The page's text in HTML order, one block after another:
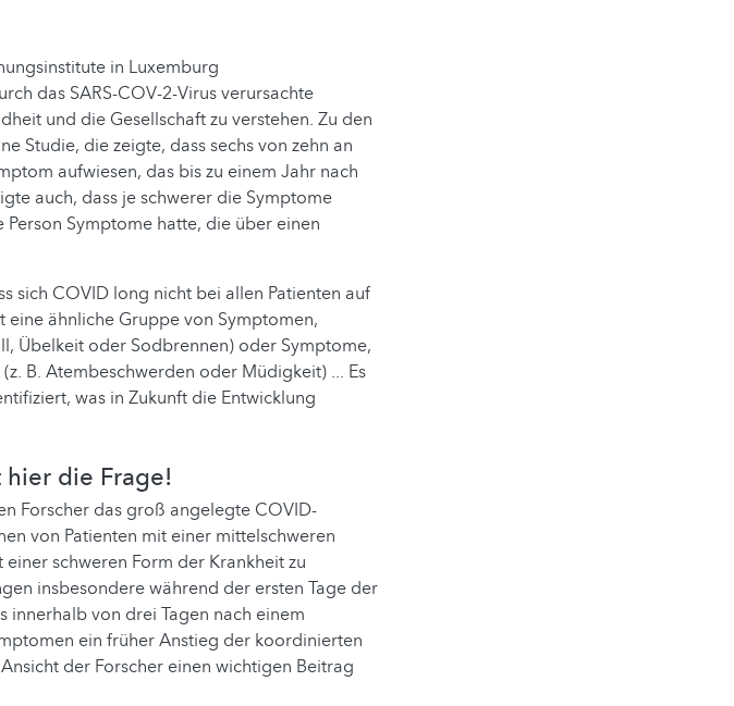
in Luxemburg
das SARS-COV-2-Virus verursachte
und die Gesellschaft zu verstehen. Zu den
Studie, die zeigte, dass sechs von zehn an
aufwiesen, das bis zu einem Jahr nach
auch, dass je schwerer die Symptome
Symptome hatte, die über einen
sich COVID long nicht bei allen Patienten auf
ähnliche Gruppe von Symptomen,
Übelkeit oder Sodbrennen) oder Symptome,
B. Atembeschwerden oder Müdigkeit) ... Es
was in Zukunft die Entwicklung
die Frage!
Forscher das groß angelegte COVID-
von Patienten mit einer mittelschweren
schweren Form der Krankheit zu
insbesondere während der ersten Tage der
innerhalb von drei Tagen nach einem
ein früher Anstieg der koordinierten
der Forscher einen wichtigen Beitrag